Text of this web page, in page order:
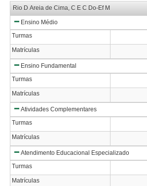
Rio D Areia de Cima, C E C Do-Ef M
Ensino Médio
Turmas
Matrículas
Ensino Fundamental
Turmas
Matrículas
Atividades Complementares
Turmas
Matrículas
Atendimento Educacional Especializado
Turmas
Matrículas